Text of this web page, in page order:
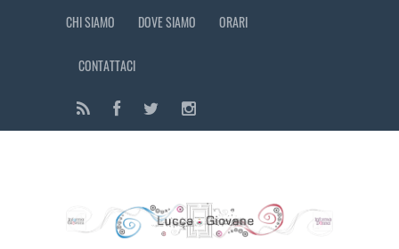
CHI SIAMO DOVE SIAMO ORARI
CONTATTACI